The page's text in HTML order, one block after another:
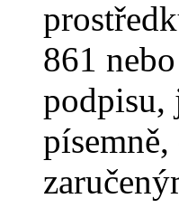
861
podpisu,